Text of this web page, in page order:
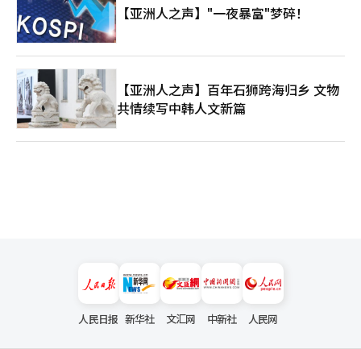
【亚洲人之声】"一夜暴富"梦碎！
【亚洲人之声】百年石狮跨海归乡 文物
共情续写中韩人文新篇
人民日报 新华社 文汇网 中新社 人民网